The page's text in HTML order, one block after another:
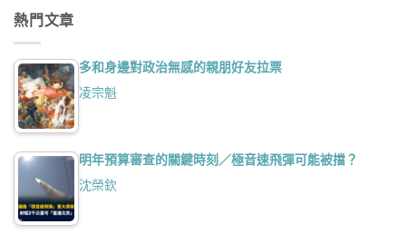
熱門文章
多和身邊對政治無感的親朋好友拉票
凌宗魁
明年預算審查的關鍵時刻／極音速飛彈可能被擋？
沈榮欽